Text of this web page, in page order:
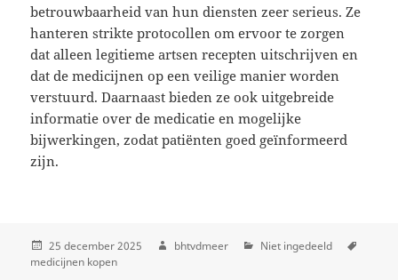
betrouwbaarheid van hun diensten zeer serieus. Ze
hanteren strikte protocollen om ervoor te zorgen
dat alleen legitieme artsen recepten uitschrijven en
dat de medicijnen op een veilige manier worden
verstuurd. Daarnaast bieden ze ook uitgebreide
informatie over de medicatie en mogelijke
bijwerkingen, zodat patiënten goed geïnformeerd
zijn.
25 december 2025 bhtvdmeer
Niet ingedeeld
medicijnen kopen